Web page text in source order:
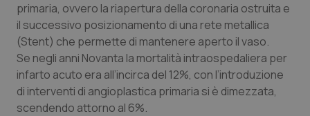
Piemonte
Provincia Autonoma di Bolzano
Provincia Autonoma di Trento
HIV
Infezioni & Febbre
Ipertensione & Scompenso
primaria, ovvero la riapertura della coronaria ostruita e
il successivo posizionamento di una rete metallica
(Stent) che permette di mantenere aperto il vaso.
Se negli anni Novanta la mortalità intraospedaliera per
infarto acuto era all’incirca del 12%, con l’introduzione
di interventi di angioplastica primaria si è dimezzata,
scendendo attorno al 6%.